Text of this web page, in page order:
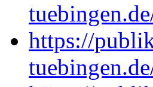
https://